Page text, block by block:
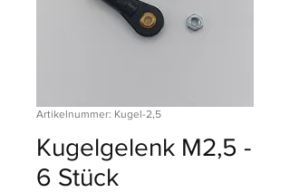
Artikelnummer: Kugel-2,5
Kugelgelenk M2,5 -
6 Stück